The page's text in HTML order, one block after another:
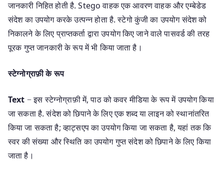
जानकारी निहित होती है. Stego वाहक एक आवरण वाहक और एम्बेडेड
संदेश का उपयोग करके उत्पन्न होता है. स्टेगो कुंजी का उपयोग संदेश को
निकालने के लिए प्राप्तकर्ता द्वारा उपयोग किए जाने वाले पासवर्ड की तरह
पूरक गुप्त जानकारी के रूप में भी किया जाता है।
स्टेग्नोग्राफ़ी के रूप
Text − इस स्टेग्नोग्राफ़ी में, पाठ को कवर मीडिया के रूप में उपयोग किया
जा सकता है. संदेश को छिपाने के लिए एक शब्द या लाइन को स्थानांतरित
किया जा सकता है; व्हाट्सएप का उपयोग किया जा सकता है, यहां तक कि
स्वर की संख्या और स्थिति का उपयोग गुप्त संदेश को छिपाने के लिए किया
जाता है।